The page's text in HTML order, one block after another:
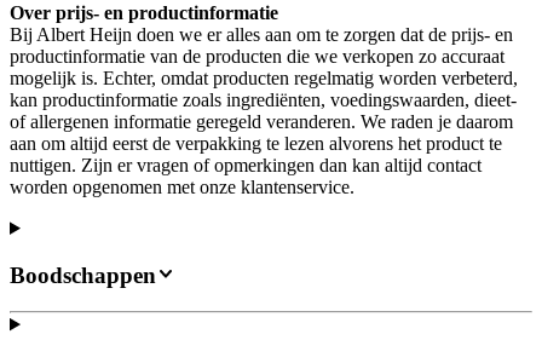
Over prijs- en productinformatie
Bij Albert Heijn doen we er alles aan om te zorgen dat de prijs- en
productinformatie van de producten die we verkopen zo accuraat
mogelijk is. Echter, omdat producten regelmatig worden verbeterd,
kan productinformatie zoals ingrediënten, voedingswaarden, dieet-
of allergenen informatie geregeld veranderen. We raden je daarom
aan om altijd eerst de verpakking te lezen alvorens het product te
nuttigen. Zijn er vragen of opmerkingen dan kan altijd contact
worden opgenomen met onze klantenservice.
Boodschappen